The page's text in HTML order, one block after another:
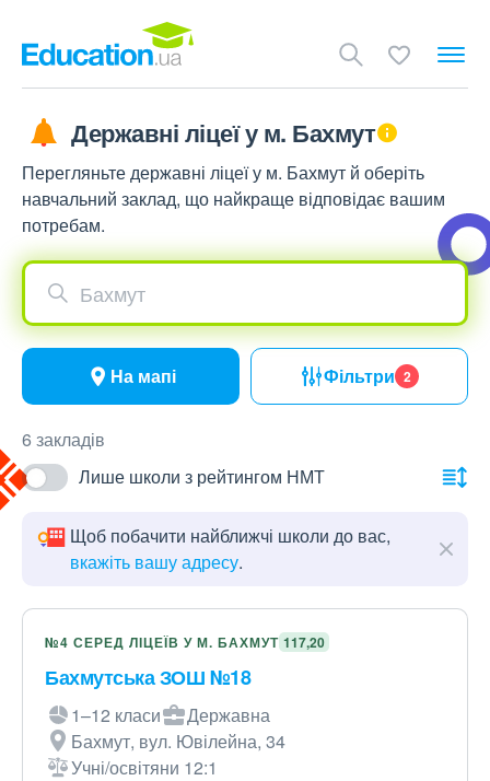
Державні ліцеї у м. Бахмут
Перегляньте державні ліцеї у м. Бахмут й оберіть
навчальний заклад, що найкраще відповідає вашим
потребам.
Бахмут
На мапі Фільтри 2
6 закладів
Лише школи з рейтингом НМТ
Щоб побачити найближчі школи до вас,
вкажіть вашу адресу.
№4 СЕРЕД ЛІЦЕЇВ У М. БАХМУТ 117,20
Бахмутська ЗОШ №18
1–12 класи
Державна
Бахмут, вул. Ювілейна, 34
Учні/освітяни 12:1